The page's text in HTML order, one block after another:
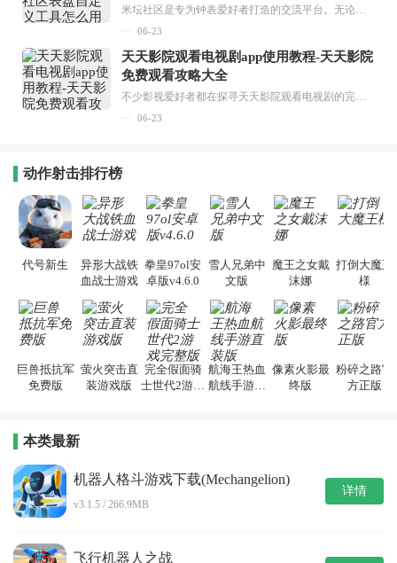
米坛社区是专为钟表爱好者打造的交流平台。无论你是初涉钟表领域的普通爱好者，还是拥有多年收藏经验的资深玩家，都能在此找到属于自己的天地。 无需注册，就能轻松参与其中。通过专业的讨论论坛与丰富的交互功能，你可与世界各地的钟表爱好者畅快交流。若你钟情于钟表，米坛社区无疑是值得一试的理想之选。在这里，你能获取最新的手表资讯，交流见解，提升鉴赏品味，让每一块手表都成为收藏故事中重要的一部分。感兴趣的朋友，不要错过下载机会。...
06-23
天天影院观看电视剧app使用教程-天天影院
免费观看攻略大全
不少影视爱好者都在探寻天天影院观看电视剧的完整方法，结合最新平台使用规则，本篇新手入门攻略全面讲解观看渠道、检索流程、播放设置以及画面模式调整等实用内容。全文适配手机、电脑等主流设备，步骤简洁易懂，无论是初次使用的新手，还是想要优化观影体验的用户，都能参照内容快速上手，熟练掌握平台各项操作技巧，轻松畅享影视内容。...
06-23
动作射击排行榜
代号新生
异形大战铁
血战士游戏
拳皇97ol安
卓版v4.6.0
雪人兄弟中
文版
魔王之女戴
沫娜
打倒大魔王
様
巨兽抵抗军
免费版
萤火突击直
装游戏版
完全假面骑
士世代2游戏
航海王热血
航线手游直
像素火影最
终版
粉碎之路官
方正版
本类最新
机器人格斗游戏下载(Mechangelion)
v3.1.5 / 266.9MB
详情
飞行机器人之战